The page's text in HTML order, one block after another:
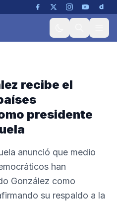
recibe el
presidente
anunció que medio
han
González como
su respaldo a la